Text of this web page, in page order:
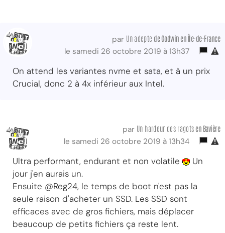
par Un adepte de Godwin en Île-de-France
le samedi 26 octobre 2019 à 13h37
On attend les variantes nvme et sata, et à un prix
Crucial, donc 2 à 4x inférieur aux Intel.
par Un hardeur des ragots en Bavière
le samedi 26 octobre 2019 à 13h34
Ultra performant, endurant et non volatile
Un
jour j'en aurais un.
Ensuite @Reg24, le temps de boot n'est pas la
seule raison d'acheter un SSD. Les SSD sont
efficaces avec de gros fichiers, mais déplacer
beaucoup de petits fichiers ça reste lent.